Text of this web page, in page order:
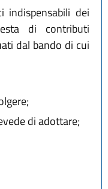
indispensabili dei
di contributi
dal bando di cui
di adottare;